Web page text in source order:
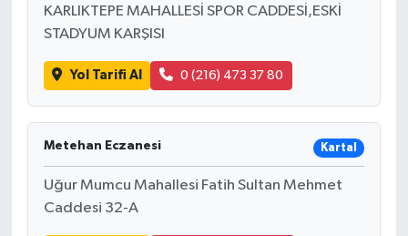
KARLIKTEPE MAHALLESİ SPOR CADDESİ,ESKİ
STADYUM KARŞISI
Yol Tarifi Al 0 (216) 473 37 80
Metehan Eczanesi Kartal
Uğur Mumcu Mahallesi Fatih Sultan Mehmet
Caddesi 32-A